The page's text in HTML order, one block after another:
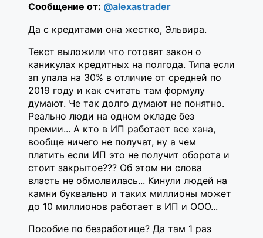
Сообщение от: @alexastrader
Да с кредитами она жестко, Эльвира.
Текст выложили что готовят закон о
каникулах кредитных на полгода. Типа если
зп упала на 30% в отличие от средней по
2019 году и как считать там формулу
думают. Че так долго думают не понятно.
Реально люди на одном окладе без
премии... А кто в ИП работает все хана,
вообще ничего не получат, ну а чем
платить если ИП это не получит оборота и
стоит закрытое??? Об этом ни слова
власть не обмолвилась... Кинули людей на
камни буквально и таких миллионы может
до 10 миллионов работает в ИП и ООО...
Пособие по безработице? Да там 1 раз